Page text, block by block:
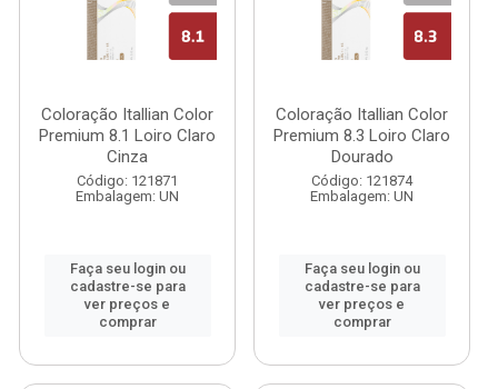
Coloração Itallian Color
Premium 8.1 Loiro Claro
Cinza
Código: 121871
Embalagem: UN
Faça seu login ou
cadastre-se para
ver preços e
comprar
Coloração Itallian Color
Premium 8.3 Loiro Claro
Dourado
Código: 121874
Embalagem: UN
Faça seu login ou
cadastre-se para
ver preços e
comprar